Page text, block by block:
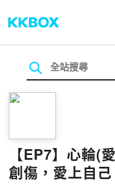
【EP7】心輪(
創傷，愛上自